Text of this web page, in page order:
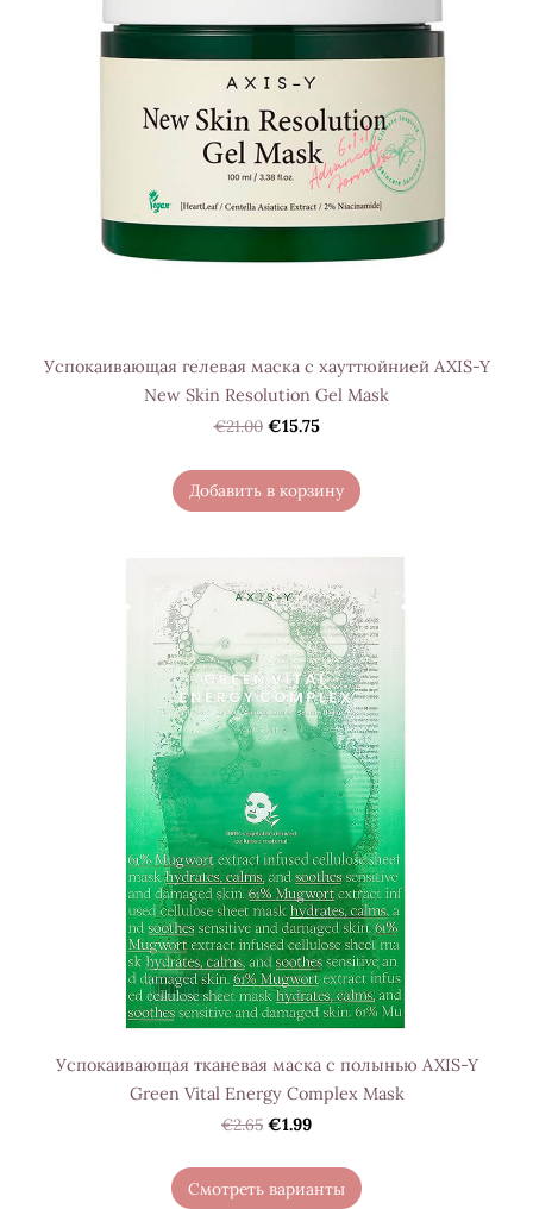
Успокаивающая гелевая маска с хауттюйнией AXIS-Y
New Skin Resolution Gel Mask
€21.00 €15.75
Добавить в корзину
Успокаивающая тканевая маска с полынью AXIS-Y
Green Vital Energy Complex Mask
€2.65 €1.99
Смотреть варианты